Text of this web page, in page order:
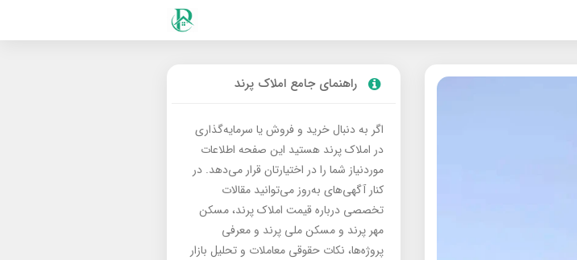
راهنمای جامع املاک پرند
اگر به دنبال خرید و فروش یا سرمایه‌گذاری
در املاک پرند هستید این صفحه اطلاعات
موردنیاز شما را در اختیارتان قرار می‌دهد. در
کنار آگهی‌های به‌روز می‌توانید مقالات
تخصصی درباره قیمت املاک پرند، مسکن
مهر پرند و مسکن ملی پرند و معرفی
پروژه‌ها، نکات حقوقی معاملات و تحلیل بازار